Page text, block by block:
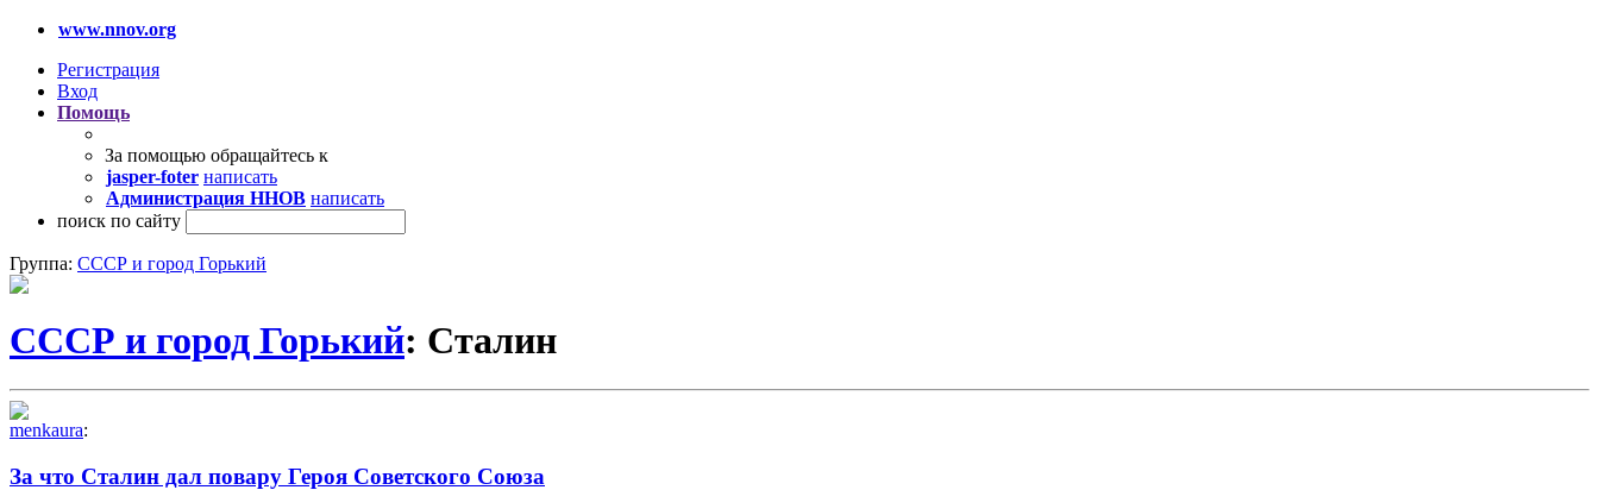
www.nnov.org
Регистрация
Вход
Помощь
За помощью обращайтесь к
jasper-foter написать
Администрация ННОВ написать
поиск по сайту
Группа: СССР и город Горький
СССР и город Горький: Сталин
menkaura:
За что Сталин дал повару Героя Советского Союза